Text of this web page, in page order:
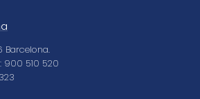
Barcelona.
900 510 520